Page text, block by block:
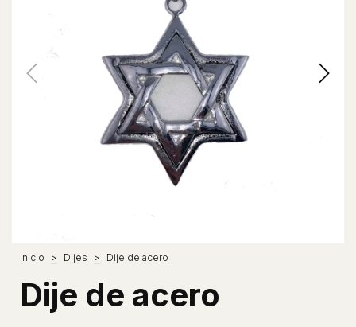
Inicio > Dijes > Dije de acero
Dije de acero